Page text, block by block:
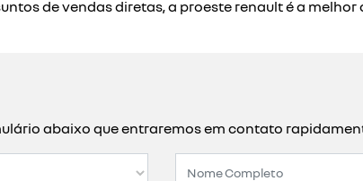
o renault que mais combina com o dia a
pessoas com deficiência, taxistas, frotistas e
pacote de serviços mais apropriado para cada